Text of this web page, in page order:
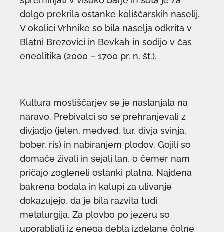
dolgo prekrila ostanke koliščarskih naselij.
V okolici Vrhnike so bila naselja odkrita v
Blatni Brezovici in Bevkah in sodijo v čas
eneolitika (2000 – 1700 pr. n. št.).
Kultura mostiščarjev se je naslanjala na
naravo. Prebivalci so se prehranjevali z
divjadjo (jelen, medved, tur, divja svinja,
bober, ris) in nabiranjem plodov. Gojili so
domače živali in sejali lan, o čemer nam
pričajo zogleneli ostanki platna. Najdena
bakrena bodala in kalupi za ulivanje
dokazujejo, da je bila razvita tudi
metalurgija. Za plovbo po jezeru so
uporabljali iz enega debla izdelane čolne